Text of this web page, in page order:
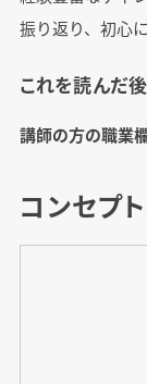
振り返り、初心
これを読んだ
講師の方の職業
コンセプ